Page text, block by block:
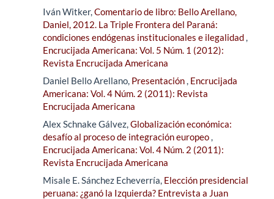
Iván Witker,Comentario de libro: Bello Arellano,
Daniel, 2012. La Triple Frontera del Paraná:
condiciones endógenas institucionales e ilegalidad,
Encrucijada Americana: Vol. 5 Núm. 1 (2012):
Revista Encrucijada Americana
Daniel Bello Arellano, Presentación, Encrucijada
Americana: Vol. 4 Núm. 2 (2011): Revista
Encrucijada Americana
Alex Schnake Gálvez,Globalización económica:
desafío al proceso de integración europeo,
Encrucijada Americana: Vol. 4 Núm. 2 (2011):
Revista Encrucijada Americana
Misale E. Sánchez Echeverría, Elección presidencial
peruana: ¿ganó la Izquierda? Entrevista a Juan